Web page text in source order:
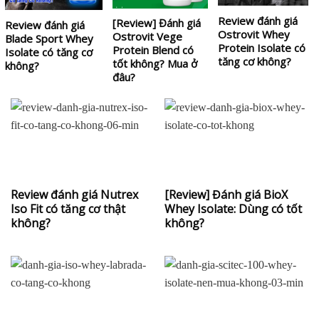
Review đánh giá
Blade Sport Whey
Isolate có tăng cơ
không?
[Review] Đánh giá
Ostrovit Vege
Protein Blend có
tốt không? Mua ở
đâu?
Review đánh giá
Ostrovit Whey
Protein Isolate có
tăng cơ không?
Review đánh giá Nutrex
Iso Fit có tăng cơ thật
không?
[Review] Đánh giá BioX
Whey Isolate: Dùng có tốt
không?